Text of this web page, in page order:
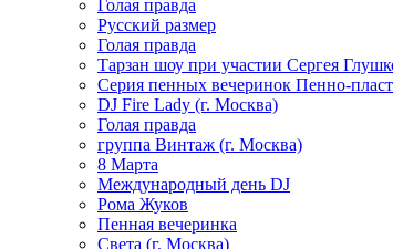
Голая правда
Русский размер
Голая правда
Тарзан шоу при участии Сергея
Серия пенных вечеринок Пенно-пласт
DJ Fire Lady (г. Москва)
Голая правда
группа Винтаж (г. Москва)
8 Марта
Международный день DJ
Рома Жуков
Пенная вечеринка
Света (г. Москва)